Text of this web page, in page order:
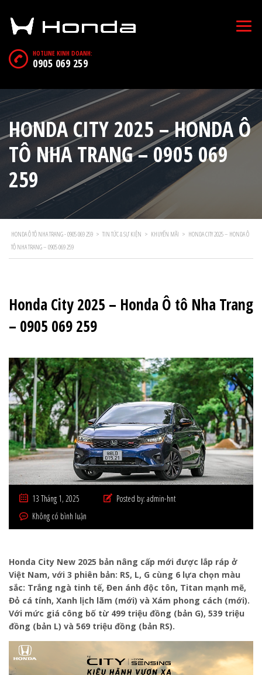
HOTLINE KINH DOANH:
0905 069 259
HONDA CITY 2025 – HONDA Ô
TÔ NHA TRANG – 0905 069
259
HONDA Ô TÔ NHA TRANG - 0905 069 259 > TIN TỨC & SỰ KIỆN > KHUYẾN MÃI > HONDA CITY 2025 – HONDA Ô
TÔ NHA TRANG – 0905 069 259
Honda City 2025 – Honda Ô tô Nha Trang
– 0905 069 259
13 Tháng 1, 2025 Posted by: admin-hnt
Không có bình luận
Honda City New 2025 bản nâng cấp mới được lắp ráp ở
Việt Nam, với 3 phiên bản: RS, L, G cùng 6 lựa chọn màu
sắc: Trắng ngà tinh tế, Đen ánh độc tôn, Titan mạnh mẽ,
Đỏ cá tính, Xanh lịch lãm (mới) và Xám phong cách (mới).
Với mức giá công bố từ 499 triệu đồng (bản G), 539 triệu
đồng (bản L) và 569 triệu đồng (bản RS).